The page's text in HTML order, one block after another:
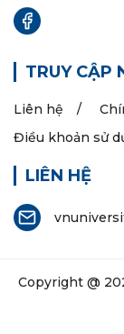
TRUY CẬP
Liên hệ
Điều khoản sử
LIÊN HỆ
Copyright @